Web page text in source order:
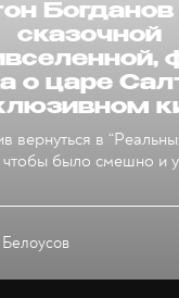
сказочной
о царе
вернуться в
чтобы было смешно и